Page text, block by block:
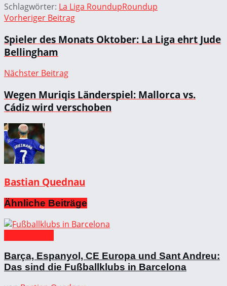
Schlagwörter: La Liga RoundupRoundup
Vorheriger Beitrag
Spieler des Monats Oktober: La Liga ehrt Jude
Bellingham
Nächster Beitrag
Wegen Muriqis Länderspiel: Mallorca vs.
Cádiz wird verschoben
Bastian Quednau
Ähnliche Beiträge
Barça, Espanyol, CE Europa und Sant Andreu:
Das sind die Fußballklubs in Barcelona